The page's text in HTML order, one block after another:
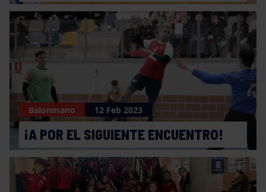
Balonmano 12 Feb 2023
¡A POR EL SIGUIENTE ENCUENTRO!